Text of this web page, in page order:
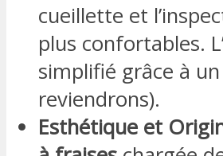
cueillette et
plus confortables.
simplifié grâce à
reviendrons).
Esthétique et